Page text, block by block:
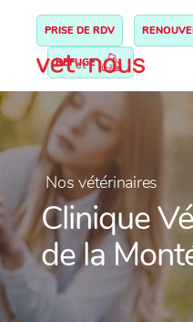
PRISE DE RDV
REFUGE
Nos vétérinaires
Clinique
de la